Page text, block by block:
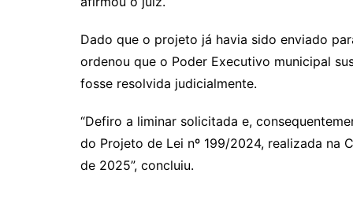
Dado que o projeto já havia sido enviado
ordenou que o Poder Executivo municipal
fosse resolvida judicialmente.
“Defiro a liminar solicitada e,
do Projeto de Lei nº 199/2024, realizada na
de 2025”, concluiu.